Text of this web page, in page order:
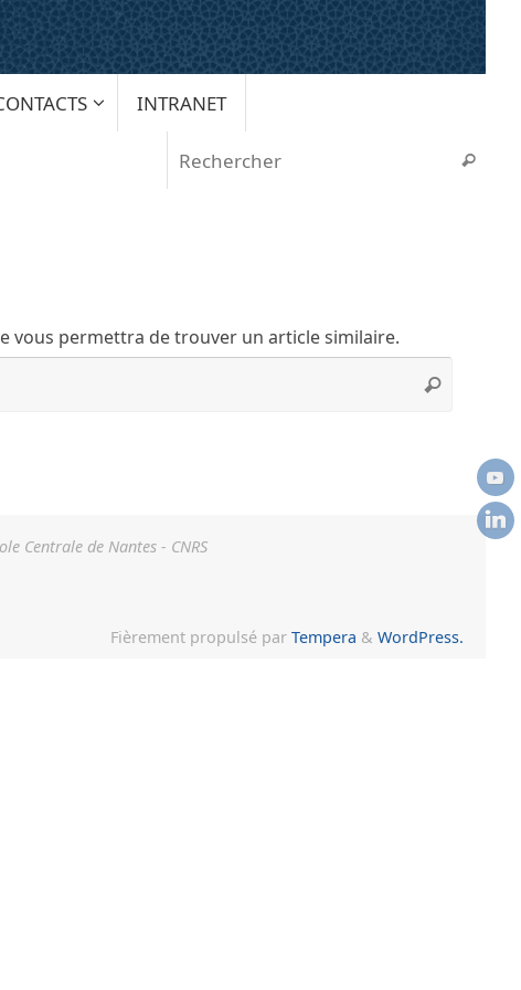
INTRANET
vous permettra de trouver un article similaire.
Rechercher
Centrale de Nantes - CNRS
Fièrement propulsé par Tempera & WordPress.